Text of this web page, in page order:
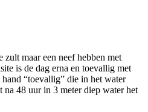
zult maar een neef hebben met
is de dag erna en toevallig met
“toevallig” die in het water
48 uur in 3 meter diep water het